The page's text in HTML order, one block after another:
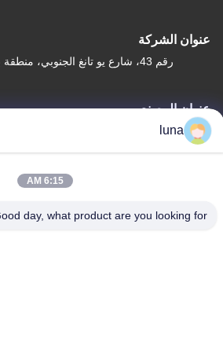
عنوان الشركة
رقم 43، شارع يو تانغ الجنوبي،
عنوان المصنع
رقم 43، شارع يو تانغ الجنوبي،
luna
6:15 AM
day, what product are you looking for?